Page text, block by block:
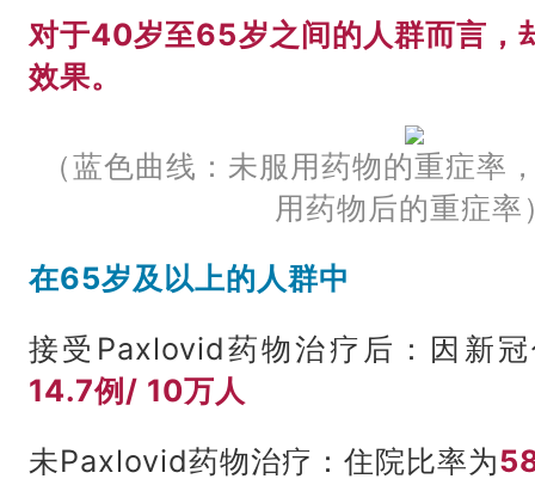
对于40岁至65岁之间的人群而言，
效果。
（蓝色曲线：未服用药物的重症率
用药物后的重症率
在65岁及以上的人群中
接受Paxlovid药物治疗后：因新
14.7例/ 10万人
未Paxlovid药物治疗：住院比率为